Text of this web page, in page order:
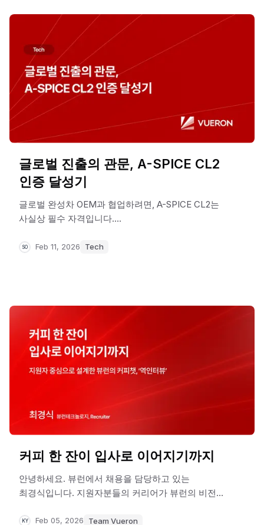
가운데 Vueron Lookout™(구 VueTwo)에 대해
글로벌 진출의 관문, A-SPICE CL2
인증 달성기
글로벌 완성차 OEM과 협업하려면, A-SPICE CL2는
사실상 필수 자격입니다.
이 국제 인증을, 뷰런이 최근 획득했습니다. 이는
이번 포스팅에서는 뷰런이 A-SPICE CL2 인증을
그리고 그 과정을 통해 글로벌 시장을 향한 실질적인
변화와 어떤 인사이트를 얻었는지 공유합니다.
SO Feb 11, 2026 Tech
커피 한 잔이 입사로 이어지기까지
안녕하세요. 뷰런에서 채용을 담당하고 있는
최경식입니다. 지원자분들의 커리어가 뷰런의 비전과
연결하는 일을 하고 있습니다.
KY Feb 05, 2026 Team Vueron